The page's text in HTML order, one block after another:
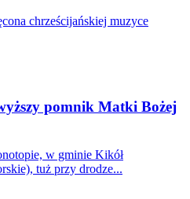
chrześcijańskiej muzyce
pomnik Matki Bożej
w gminie Kikół
tuż przy drodze...